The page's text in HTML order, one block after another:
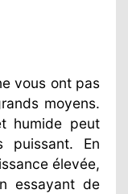
vous ont pas
moyens.
humide peut
puissant. En
élevée,
essayant de